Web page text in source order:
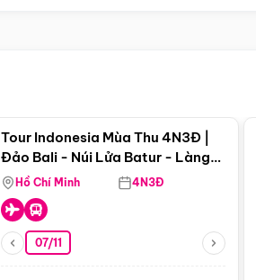
Tour Indonesia Mùa Thu 4N3Đ |
Đảo Bali - Núi Lửa Batur - Làng
Penglipuran
Hồ Chí Minh 4N3Đ
07/11